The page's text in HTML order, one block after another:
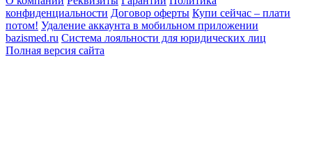
конфиденциальности Договор оферты Купи сейчас – плати
потом! Удаление аккаунта в мобильном приложении
bazismed.ru Система лояльности для юридических лиц
Полная версия сайта